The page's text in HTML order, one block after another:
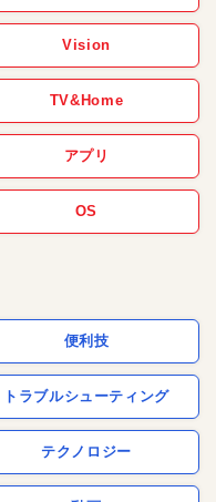
Vision
TV&Home
アプリ
OS
便利技
トラブルシューティング
テクノロジー